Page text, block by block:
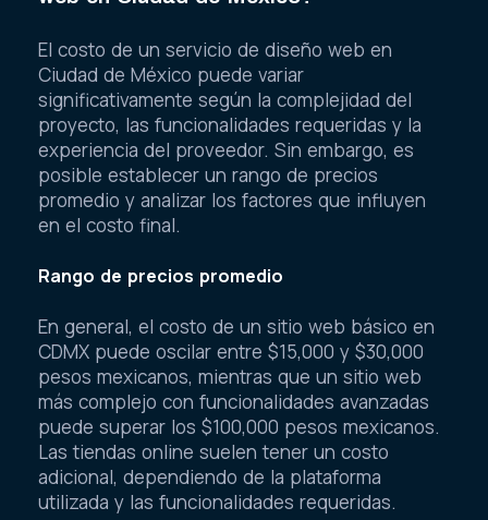
El costo de un servicio de diseño web en
Ciudad de México puede variar
significativamente según la complejidad del
proyecto, las funcionalidades requeridas y la
experiencia del proveedor. Sin embargo, es
posible establecer un rango de precios
promedio y analizar los factores que influyen
en el costo final.
Rango de precios promedio
En general, el costo de un sitio web básico en
CDMX puede oscilar entre $15,000 y $30,000
pesos mexicanos, mientras que un sitio web
más complejo con funcionalidades avanzadas
puede superar los $100,000 pesos mexicanos.
Las tiendas online suelen tener un costo
adicional, dependiendo de la plataforma
utilizada y las funcionalidades requeridas.